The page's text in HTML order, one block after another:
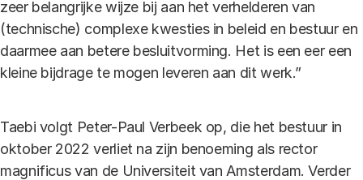
zeer belangrijke wijze bij aan het verhelderen van
(technische) complexe kwesties in beleid en bestuur en
daarmee aan betere besluitvorming. Het is een eer een
kleine bijdrage te mogen leveren aan dit werk.”
Taebi volgt Peter-Paul Verbeek op, die het bestuur in
oktober 2022 verliet na zijn benoeming als rector
magnificus van de Universiteit van Amsterdam. Verder